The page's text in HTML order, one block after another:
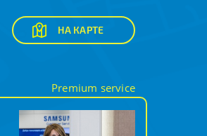
НА КАРТЕ
Premium service